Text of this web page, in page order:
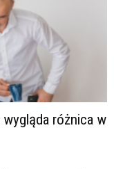
różnica w